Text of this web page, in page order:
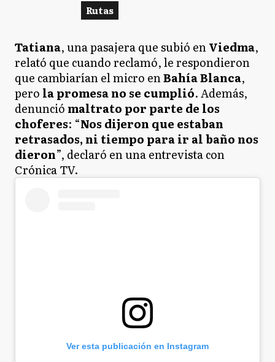
Rutas
Tatiana, una pasajera que subió enViedma,
relató que cuando reclamó, le respondieron
que cambiarían el micro enBahía Blanca,
pero la promesa no se cumplió. Además,
denunció maltrato por parte de los
choferes: “Nos dijeron que estaban
retrasados, ni tiempo para ir al baño nos
dieron”, declaró en una entrevista con
Crónica TV.
Ver esta publicación en Instagram